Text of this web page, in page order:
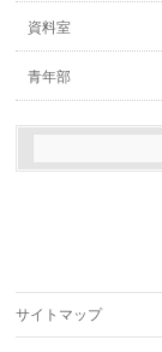
資料室
青年部
サイトマップ